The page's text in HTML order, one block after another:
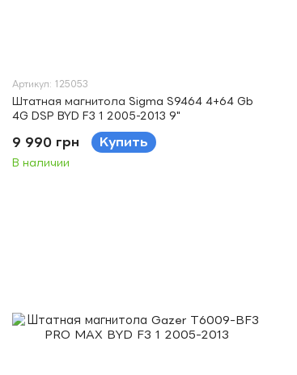
Артикул: 125053
Штатная магнитола Sigma S9464 4+64 Gb
4G DSP BYD F3 1 2005-2013 9"
9 990 грн Купить
В наличии